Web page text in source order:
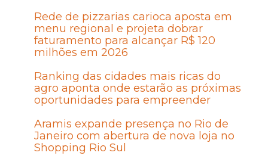
Rede de pizzarias carioca aposta em
menu regional e projeta dobrar
faturamento para alcançar R$ 120
milhões em 2026
Ranking das cidades mais ricas do
agro aponta onde estarão as próximas
oportunidades para empreender
Aramis expande presença no Rio de
Janeiro com abertura de nova loja no
Shopping Rio Sul